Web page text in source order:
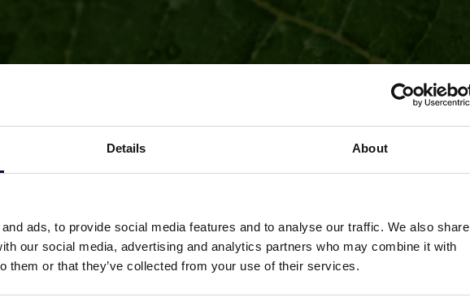
Details About
ads, to provide social media features and to analyse our traffic. We also share
our social media, advertising and analytics partners who may combine it with
them or that they’ve collected from your use of their services.